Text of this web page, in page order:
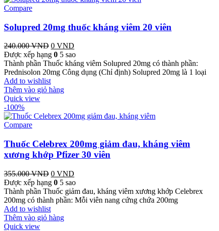
Compare
Solupred 20mg thuốc kháng viêm 20 viên
240.000VND Giá
gốc
là:
240.000 VND.
0 VND
hiện
tại
là:
Được xếp hạng 0 5 sao
Thành phần Thuốc kháng viêm Solupred 20mg có thành phần:
Prednisolon 20mg Công dụng (Chỉ định) Solupred 20mg là 1 loại
Add to wishlist
Thêm vào giỏ hàng
Quick view
-100%
Compare
Thuốc Celebrex 200mg giảm đau, kháng viêm
xương khớp Pfizer 30 viên
355.000VND Giá
gốc
là:
355.000 VND.
0 VND
hiện
tại
là:
Được xếp hạng 0 5 sao
Thành phần Thuốc giảm đau, kháng viêm xương khớp Celebrex
200mg có thành phần: Mỗi viên nang cứng chứa 200mg
Add to wishlist
Thêm vào giỏ hàng
Quick view